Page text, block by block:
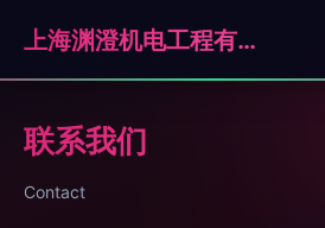
上海渊澄机电工程有限公司
联系我们
Contact